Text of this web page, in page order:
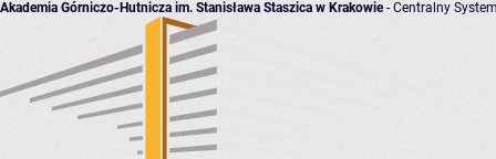
Akademia Górniczo-Hutnicza im. Stanisława Staszica w Krakowie- Centralny